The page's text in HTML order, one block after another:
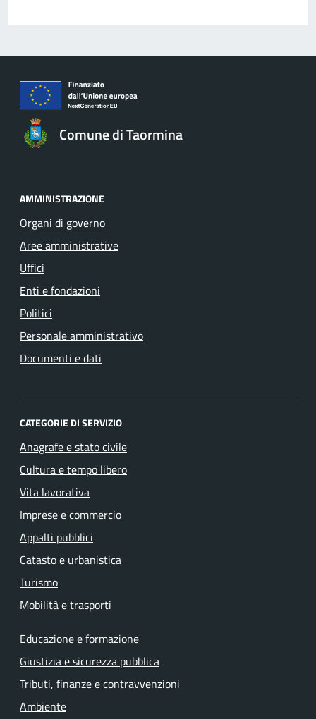
Comune di Taormina
AMMINISTRAZIONE
Organi di governo
Aree amministrative
Uffici
Enti e fondazioni
Politici
Personale amministrativo
Documenti e dati
CATEGORIE DI SERVIZIO
Anagrafe e stato civile
Cultura e tempo libero
Vita lavorativa
Imprese e commercio
Appalti pubblici
Catasto e urbanistica
Turismo
Mobilità e trasporti
Educazione e formazione
Giustizia e sicurezza pubblica
Tributi, finanze e contravvenzioni
Ambiente